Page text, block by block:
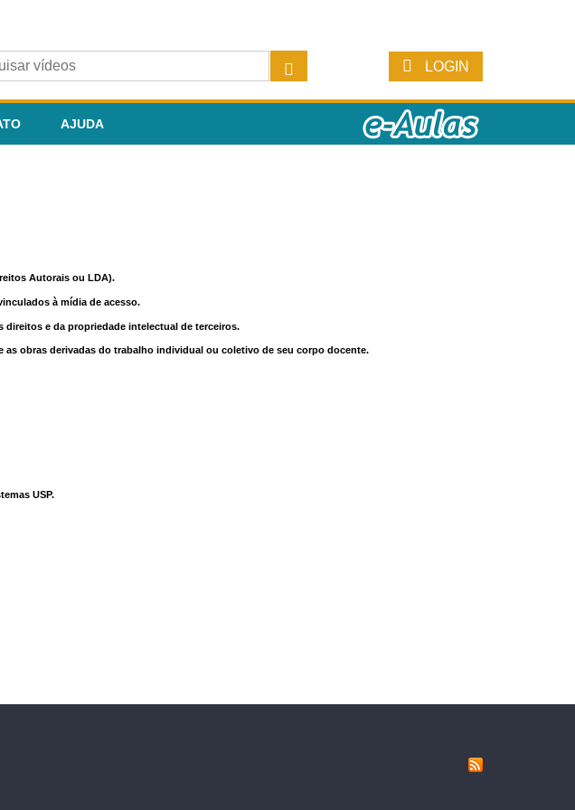
LOGIN
AJUDA
Autorais ou LDA).
à mídia de acesso.
direitos e da propriedade intelectual de terceiros.
obras derivadas do trabalho individual ou coletivo de seu corpo docente.
USP.